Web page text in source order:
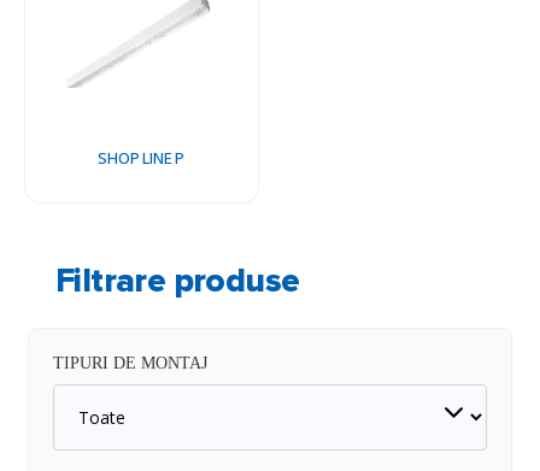
SHOP LINE P
Filtrare produse
TIPURI DE MONTAJ